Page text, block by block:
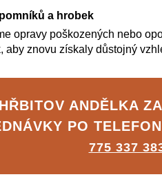
a hrobek
opravy poškozených nebo
aby znovu získaly důstojný
ANDĚLKA
PO
775 337